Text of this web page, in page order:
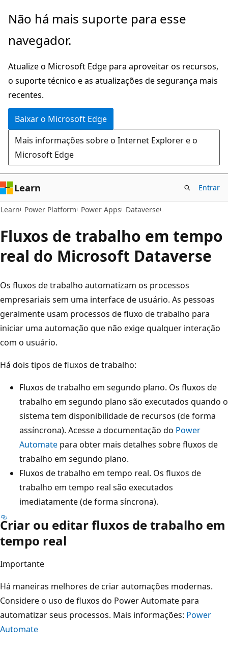
Pular
o
principal
Não há mais suporte para esse
navegador.
Atualize o Microsoft Edge para aproveitar os recursos,
o suporte técnico e as atualizações de segurança mais
recentes.
Baixar o Microsoft Edge
Mais informações sobre o Internet Explorer e o
Microsoft Edge
Learn Entrar
Learn Power Platform Power Apps Dataverse
Fluxos de trabalho em tempo
real do Microsoft Dataverse
Os fluxos de trabalho automatizam os processos
empresariais sem uma interface de usuário. As pessoas
geralmente usam processos de fluxo de trabalho para
iniciar uma automação que não exige qualquer interação
com o usuário.
Há dois tipos de fluxos de trabalho:
Fluxos de trabalho em segundo plano. Os fluxos de
trabalho em segundo plano são executados quando o
sistema tem disponibilidade de recursos (de forma
assíncrona). Acesse a documentação do Power
Automate para obter mais detalhes sobre fluxos de
trabalho em segundo plano.
Fluxos de trabalho em tempo real. Os fluxos de
trabalho em tempo real são executados
imediatamente (de forma síncrona).
Criar ou editar fluxos de trabalho em
tempo real
Importante
Há maneiras melhores de criar automações modernas.
Considere o uso de fluxos do Power Automate para
automatizar seus processos. Mais informações: Power
Automate